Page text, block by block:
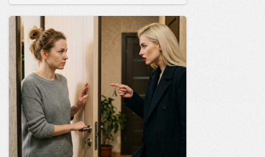
позитива!14:3928 фев 2026